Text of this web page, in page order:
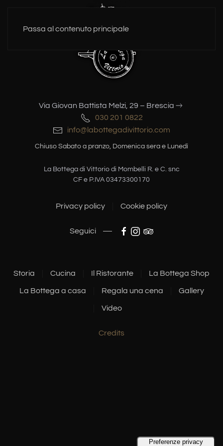
Passa al contenuto principale
Via Giovan Battista Melzi, 29 – Brescia
030 201 0822
info@labottegadivittorio.com
Chiuso Sabato a pranzo, Domenica sera e Lunedì
La Bottega di Vittorio di Mombelli R. e C. snc
CF e P.IVA 03473300170
Privacy policy Cookie policy
Seguici
Storia Cucina Il Ristorante La Bottega Shop
La Bottega a casa Regala una cena Gallery
Video
Credits